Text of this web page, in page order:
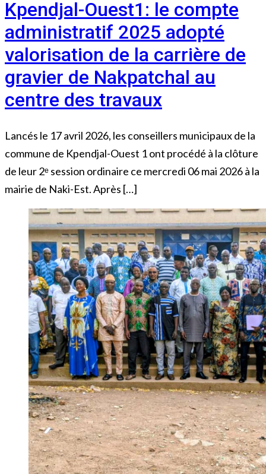
Kpendjal-Ouest1: le compte
administratif 2025 adopté
valorisation de la carrière de
gravier de Nakpatchal au
centre des travaux
Lancés le 17 avril 2026, les conseillers municipaux de la
commune de Kpendjal-Ouest 1 ont procédé à la clôture
de leur 2ᵉ session ordinaire ce mercredi 06 mai 2026 à la
mairie de Naki-Est. Après […]